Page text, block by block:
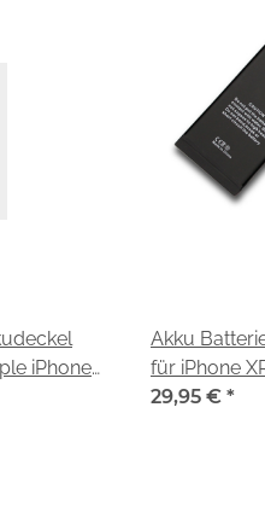
iPhone
Akku
für iPhone
29,95 € *